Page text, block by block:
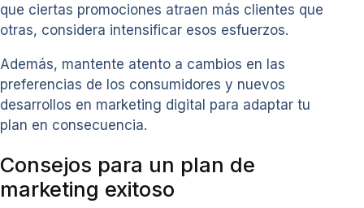
que ciertas promociones atraen más clientes que
otras, considera intensificar esos esfuerzos.
Además, mantente atento a cambios en las
preferencias de los consumidores y nuevos
desarrollos en marketing digital para adaptar tu
plan en consecuencia.
Consejos para un plan de
marketing exitoso